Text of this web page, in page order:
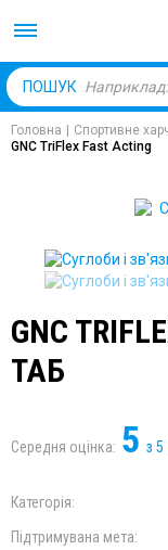
ПОШУК
Головна Спортивне
GNC TriFlex Fast Acting
GNC
ТАБ
Середня оцінка: 5 з 5
Категорія:
Підтримувана мета: